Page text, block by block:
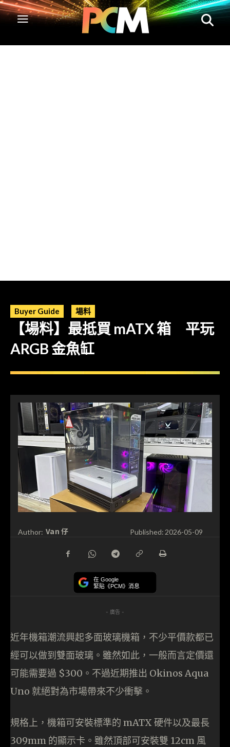
Buyer Guide 場料
【場料】最抵買 mATX 箱 平玩
ARGB 金魚缸
Author: Van 仔 Published: 2026-05-09
在 Google
緊貼《PCM》消息
- 廣告 -
近年機箱潮流興起多面玻璃機箱，不少平價款都已
經可以做到雙面玻璃。雖然如此，一般而言定價還
可能需要過 $300。不過近期推出 Okinos Aqua
Uno 就絕對為市場帶來不少衝擊。
規格上，機箱可安裝標準的 mATX 硬件以及最長
309mm 的顯示卡。雖然頂部可安裝雙 12cm 風